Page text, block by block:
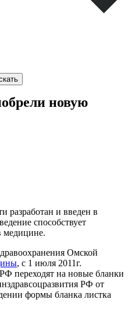
новую
разработан и введен в
способствует
медицине.
Омской
, с 1 июля 2011г.
переходят на новые бланки
РФ от
формы бланка листка